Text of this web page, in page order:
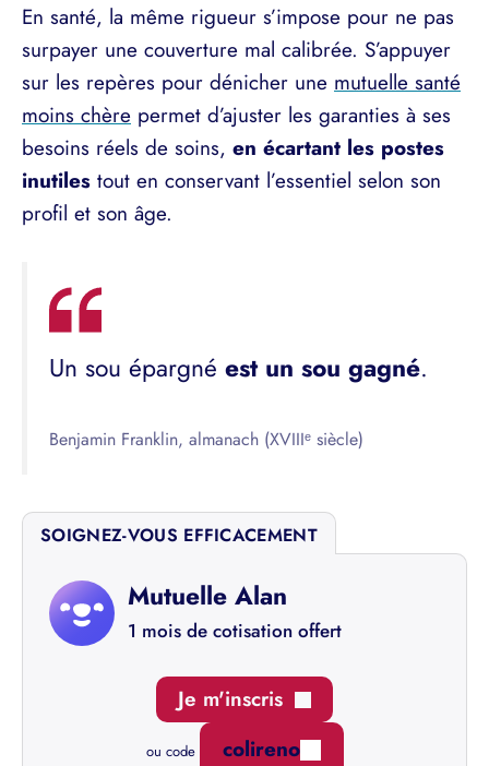
En santé, la même rigueur s’impose pour ne pas
surpayer une couverture mal calibrée. S’appuyer
sur les repères pour dénicher une mutuelle santé
moins chère permet d’ajuster les garanties à ses
besoins réels de soins, en écartant les postes
inutiles tout en conservant l’essentiel selon son
profil et son âge.
Un sou épargné est un sou gagné.
Benjamin Franklin, almanach (XVIIIᵉ siècle)
SOIGNEZ-VOUS EFFICACEMENT
Mutuelle Alan
1 mois de cotisation offert
Je m'inscris
ou code colireno